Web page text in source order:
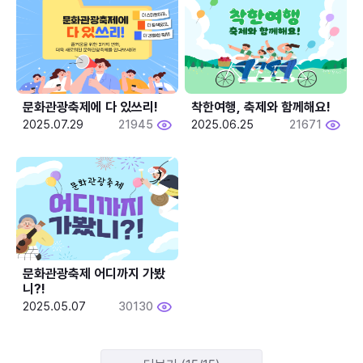
문화관광축제에 다 있쓰리!
2025.07.29 21945
착한여행, 축제와 함께해요!
2025.06.25 21671
문화관광축제 어디까지 가봤
니?!
2025.05.07 30130